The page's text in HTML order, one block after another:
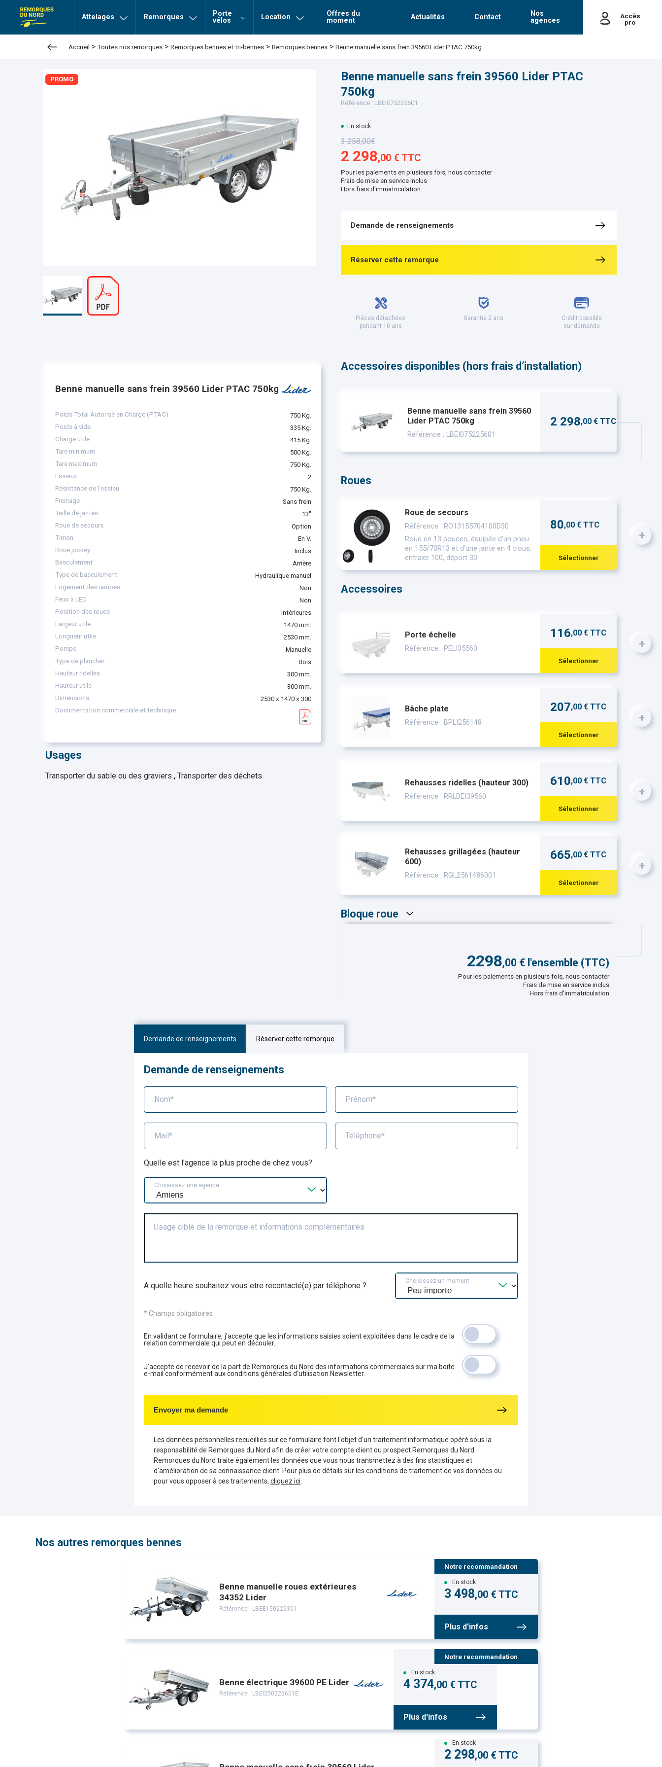
Remorques du nordAttelages Remorques
Porte
vélos
Location
Offres du
moment
Actualités Contact
Nos
agences
Accès
pro
Mot de passe
Mot de passe oublié
Accueil > Toutes nos remorques > Remorques bennes et tri-bennes > Remorques bennes > Benne manuelle sans frein 39560 Lider PTAC 750kg
PROMO
3 258,00€
2 298,00 € TTC
Pour les paiements en plusieurs fois, nous contacter
Frais de mise en service inclus
Hors frais d'immatriculation
En stock
Benne manuelle sans frein 39560 Lider PTAC
750kg
Référence : LBEI075225601
Demande de renseignements
Réserver cette remorque
Pièces détachées
pendant 10 ans
Garantie 2 ans
Crédit possible
sur demande
Benne manuelle sans frein 39560 Lider PTAC 750kg
Poids Total Autorisé en Charge (PTAC)
750 Kg.
Poids à vide
335 Kg.
Charge utile
415 Kg.
Tare minimum
500 Kg.
Tare maximum
750 Kg.
Essieux
2
Résistance de l'essieu
750 Kg.
Freinage
Sans frein
Taille de jantes
13"
Roue de secours
Option
Timon
En V.
Roue jockey
Inclus
Basculement
Arrière
Type de basculement
Hydraulique manuel
Logement des rampes
Non
Feux à LED
Non
Position des roues
Intérieures
Largeur utile
1470 mm.
Longueur utile
2530 mm.
Pompe
Manuelle
Type de plancher
Bois
Hauteur ridelles
300 mm.
Hauteur utile
300 mm.
Dimensions
2530 x 1470 x 300
Documentation commerciale et technique
Usages
Transporter du sable ou des graviers , Transporter des déchets
Accessoires disponibles (hors frais d’installation)
Benne manuelle sans frein 39560
Lider PTAC 750kg
Référence : LBEI075225601
2 298,00 € TTC
Roues
+
Roue de secours
Référence : RO13155704100D30
Roue en 13 pouces, équipée d'un pneu
en 155/70R13 et d'une jante en 4 trous,
entraxe 100, déport 30
80,00 € TTC
Sélectionner
Accessoires
+
Porte échelle
Référence : PELI35560
116,00 € TTC
Sélectionner
+
Bâche plate
Référence : BPLI256148
207,00 € TTC
Sélectionner
+
Rehausses ridelles (hauteur 300)
Référence : RRLBEI39560
610,00 € TTC
Sélectionner
+
Rehausses grillagées (hauteur
600)
Référence : RGL2561486001
665,00 € TTC
Sélectionner
Bloque roue
2298,00 € l'ensemble (TTC)
Pour les paiements en plusieurs fois, nous contacter
Frais de mise en service inclus
Hors frais d'immatriculation
Demande de renseignements Réserver cette remorque
Demande de renseignements
Nom* Prénom*
Mail* Téléphone*
Quelle est l'agence la plus proche de chez vous?
Choisissez une agence
Usage cible de la remorque et informations complémentaires
A quelle heure souhaitez vous etre recontacté(e) par téléphone ? Choisissez un moment
* Champs obligatoires
En validant ce formulaire, j'accepte que les informations saisies soient exploitées dans le cadre de la
relation commerciale qui peut en découler.
J'accepte de recevoir de la part de Remorques du Nord des informations commerciales sur ma boite
e-mail conformément aux conditions générales d'utilisation Newsletter.
Envoyer ma demande
Les données personnelles recueillies sur ce formulaire font l'objet d'un traitement informatique opéré sous la
responsabilité de Remorques du Nord afin de créer votre compte client ou prospect Remorques du Nord.
Remorques du Nord traite également les données que vous nous transmettez à des fins statistiques et
d'amélioration de sa connaissance client. Pour plus de détails sur les conditions de traitement de vos données ou
pour vous opposer à ces traitements, cliquez ici
Nos autres remorques bennes
Notre recommandation
Benne manuelle roues extérieures
34352 Lider
Référence : LBEE150225301
En stock
3 498,00 € TTC
Plus d'infos
Notre recommandation
Benne électrique 39600 PE Lider
Référence : LBEI250225601E
En stock
4 374,00 € TTC
Plus d'infos
En stock
2 298,00 € TTC